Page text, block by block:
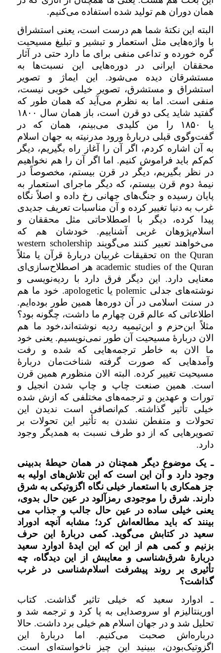
همان دوران هم تولید شده استفاده می‌کنیم.
البته این نکتهٔ شما هم درست است،‌ یعنی استشراق
با واژه‌هایی مثل استعمار و تبشیر و تبلیغ مسیحیت
گره خورده و تداعی منفی برای ما دارد حتی در آثار
محققان ایرانی در دوره‌هایی این نسبت‌ها به
مستشرقان دیده می‌شود. این ایماژ و تصویر
استشراق و مستشرق، ‌تصویر خیلی خوبی نیست،‌
منفی است. اما به نظرم می‌آید که همان طور که
گفتید شاید یکی دو قرن است،‌ باز همان سال ۱۸۰۰
یا ۱۸۵۰ را من کلیدی می‌بینم، همان که در
گفت‌وگوی قبلی دربارهٔ ورود مدرنیته به جهان اسلام
به آن اشاره کردم،‌ اگر آن را آغاز راه بگیریم، دیگر
کم‌کم باید فراموش کنیم. اما اگر آن‌ را هم نخواهیم
در نظر بگیریم،‌ دیگر در قرن بیستم،‌ مخصوصاً در
نیمهٔ دوم قرن بیستم، که دیگر ماجرای استعمار به
پایان رسیده و جنگ‌های جهانی رخ داده و اصلاً نگاه
غرب به دنیا تغییر کرده و آن مناسبات تعریف جدیدی
پیدا کرده،‌ دیگر با اصطلاحاتی مثل محققان و
اسلام‌پژوهان غربی آشناییم. خودشان هم که
می‌خواهند تعبیر کنند می‌گویند western scholership
on the Quranتحقیقات غربیان دربارهٔ قرآن یا مثلاً
academic studies of the Quranهر اصطلاح‌سازی‌ای
معنایی دارد. این دیگر فرق دارد با ردیه‌نویسی و
نوشته‌های جدلی polemicیاapologetic. خود ما هم
در سنت اسلامی در آن دوره‌ها همین طور بوده‌ایم.
اطلاعاتی که عالم قرن چهارم ما داشت، چگونه بود؟
مثلاً ابن‌حزم و ابن‌تیمیه ردیه نوشته‌اند،‌خود ما هم
الان دربارهٔ مسیحیت آن طور نمی‌نویسیم. یعنی خود
ما الان به خاطر ترجمه‌هایی که شده و رفت
وآمدهایی که صورت گرفته شناخت‌مان دربارهٔ
مسیحیت تغییر کرده. البته الان منظورم همین قرن
است. همین صنعت چاپ و چاپ شدن انجیل و
تورات و عهدین و ترجمه‌های مختلفی که ازش شده
خیلی تأثیر گذاشته. کم‌انصافی است ندیدن این
تحولات و متفطن نشدن به تأثیر این تحولات بر
تصویرهایی که از دو طرف نسبت به همدیگر وجود
دارد.
ـ یک موضوع دیگر همچنان در همان حیطهٔ بدبینی
وجود دارد و آن این است که این تلاش‌های اولیه به
جز همکاری با استعمار خیلی نگاه اگزوتیکی به شرق
دارند. شرق را موجودی رمزآلود در عین حال بدوی،
یعنی خیلی ساده در عین حال جالب و جذاب می
بینند که باید مطالعه‌اش کرد؛ مشابه آنچه ادوراد
سعید در کتابش می‌گوید. کمی دربارهٔ این حرف
بزنیم و کمی هم از این که این ایدهٔ ادوارد سعید
دربارهٔ شرق‌شناسی و معایبش از این دیدگاه،‌ چه
تأثیری بر روند پیشرفت اسلام‌شناسی در غرب
گذاشت؟
ـ ادوارد سعید که خیلی تاثیر گذاشت. کتاب
اورینتالیزم او سروصدایی به پا کرد و ترجمه شد و
تحلیل شد و در جهان اسلام هم خیلی برد داشت. حالا
درباره‌اش صحبت می‌کنیم. اما دربارهٔ این
اگزوتیک‌بودن، ‌ببینید این چیز ناخواسته‌ای است.